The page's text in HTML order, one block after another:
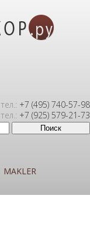
тел.: +7 (495) 740-57-98
тел.: +7 (925) 579-21-73
MAKLER